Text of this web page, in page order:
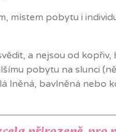
místem pobytu i
a nejsou od
pobytu na slunci
lněná, bavlněná nebo